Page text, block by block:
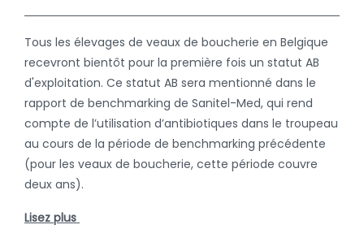
Tous les élevages de veaux de boucherie en Belgique
recevront bientôt pour la première fois un statut AB
d'exploitation. Ce statut AB sera mentionné dans le
rapport de benchmarking de Sanitel-Med, qui rend
compte de l’utilisation d’antibiotiques dans le troupeau
au cours de la période de benchmarking précédente
(pour les veaux de boucherie, cette période couvre
deux ans).
Lisez plus